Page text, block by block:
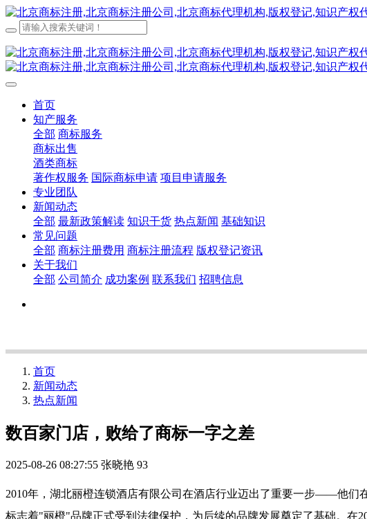
首页
知产服务
全部 商标服务
商标出售
酒类商标
著作权服务 国际商标申请 项目申请服务
专业团队
新闻动态
全部 最新政策解读 知识干货 热点新闻 基础知识
常见问题
全部 商标注册费用 商标注册流程 版权登记资讯
关于我们
全部 公司简介 成功案例 联系我们 招聘信息
首页
新闻动态
热点新闻
数百家门店，败给了商标一字之差
2025-08-26 08:27:55 张晓艳 93
2010年，湖北丽橙连锁酒店有限公司在酒店行业迈出了重要一步——他们
标志着"丽橙"品牌正式受到法律保护，为后续的品牌发展奠定了基础。在